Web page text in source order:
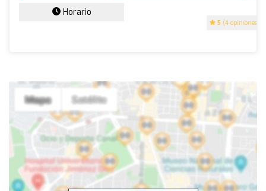
5 (4 opiniones)
Horario